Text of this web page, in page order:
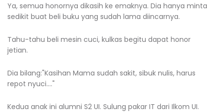
Ya, semua honornya dikasih ke emaknya. Dia hanya minta
sedikit buat beli buku yang sudah lama diincarnya.
Tahu-tahu beli mesin cuci, kulkas begitu dapat honor
jetian.
Dia bilang:"Kasihan Mama sudah sakit, sibuk nulis, harus
repot nyuci...."
Kedua anak ini alumni S2 UI. Sulung pakar IT dari Ilkom UI.